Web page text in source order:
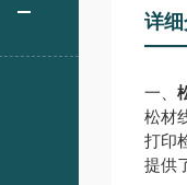
详
一、
松材
打印
提供